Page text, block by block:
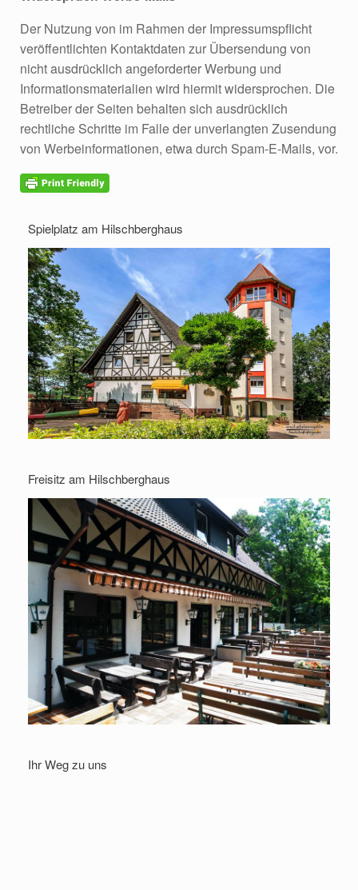
Der Nutzung von im Rahmen der Impressumspflicht
veröffentlichten Kontaktdaten zur Übersendung von
nicht ausdrücklich angeforderter Werbung und
Informationsmaterialien wird hiermit widersprochen. Die
Betreiber der Seiten behalten sich ausdrücklich
rechtliche Schritte im Falle der unverlangten Zusendung
von Werbeinformationen, etwa durch Spam-E-Mails, vor.
Spielplatz am Hilschberghaus
Freisitz am Hilschberghaus
Ihr Weg zu uns